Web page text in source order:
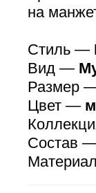
на
Стиль —
Вид —
Размер
Цвет —
Состав